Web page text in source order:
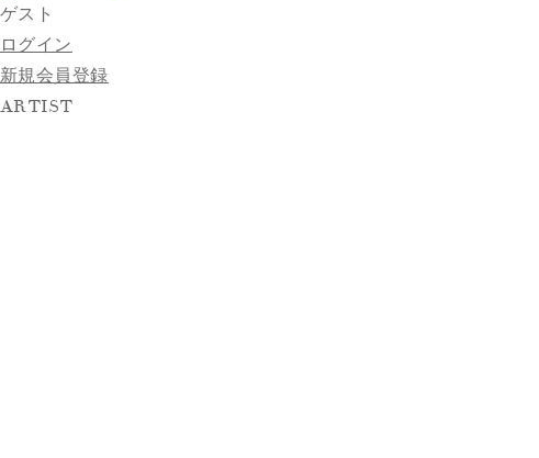
ゲスト
ログイン
新規会員登録
ARTIST